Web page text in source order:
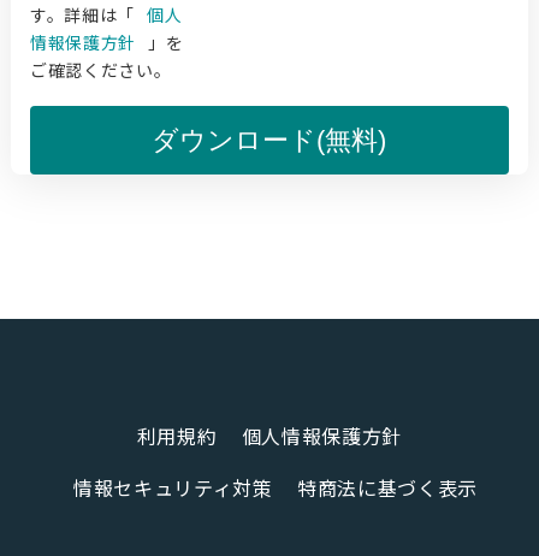
す。詳細は「 個人
情報保護方針
」を
ご確認ください。
ダウンロード(無料)
利用規約
個人情報保護方針
情報セキュリティ対策
特商法に基づく表示